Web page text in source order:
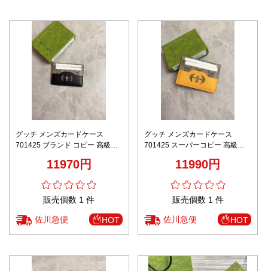
グッチ メンズカードケース
701425 ブランド コピー 高級感
送 レビュー高リピ率
11970円
販売個数 1 件
佐川急便 HOT
グッチ メンズカードケース
701425 スーパーコピー 高級レ
縫製 レビュー高リピ率
11990円
販売個数 1 件
佐川急便 HOT